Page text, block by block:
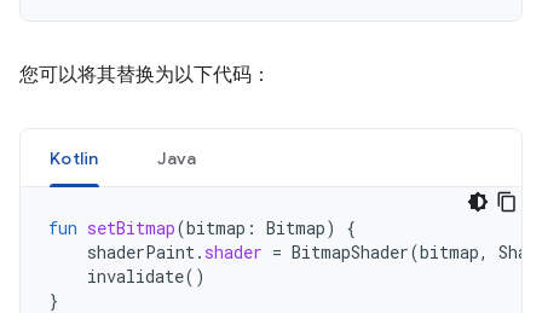
您可以将其替换为以下代码：
Kotlin Java
fun setBitmap(bitmap : Bitmap)
{
shaderPaint . shader = BitmapShader(bitmap,
invalidate()
}